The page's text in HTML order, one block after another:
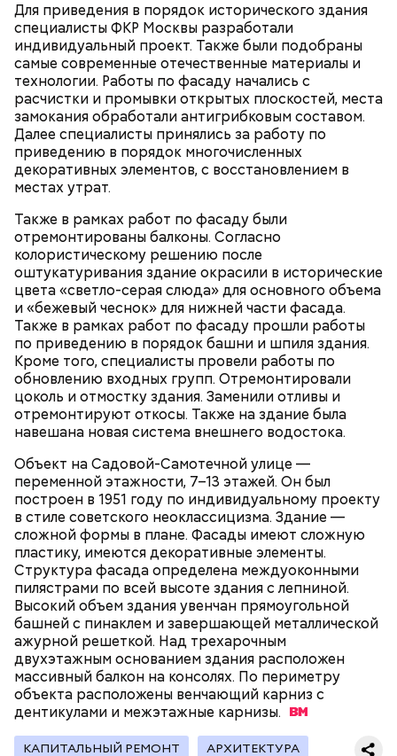
Для приведения в порядок исторического здания
специалисты ФКР Москвы разработали
индивидуальный проект. Также были подобраны
самые современные отечественные материалы и
технологии. Работы по фасаду начались с
расчистки и промывки открытых плоскостей, места
замокания обработали антигрибковым составом.
Далее специалисты принялись за работу по
приведению в порядок многочисленных
декоративных элементов, с восстановлением в
местах утрат.
Также в рамках работ по фасаду были
отремонтированы балконы. Согласно
колористическому решению после
оштукатуривания здание окрасили в исторические
цвета «светло-серая слюда» для основного объема
и «бежевый чеснок» для нижней части фасада.
Также в рамках работ по фасаду прошли работы
по приведению в порядок башни и шпиля здания.
Кроме того, специалисты провели работы по
обновлению входных групп. Отремонтировали
цоколь и отмостку здания. Заменили отливы и
отремонтируют откосы. Также на здание была
навешана новая система внешнего водостока.
Объект на Садовой-Самотечной улице —
переменной этажности, 7–13 этажей. Он был
построен в 1951 году по индивидуальному проекту
в стиле советского неоклассицизма. Здание —
сложной формы в плане. Фасады имеют сложную
пластику, имеются декоративные элементы.
Структура фасада определена междуоконными
пилястрами по всей высоте здания с лепниной.
Высокий объем здания увенчан прямоугольной
башней с пинаклем и завершающей металлической
ажурной решеткой. Над трехарочным
двухэтажным основанием здания расположен
массивный балкон на консолях. По периметру
объекта расположены венчающий карниз с
дентикулами и межэтажные карнизы.
КАПИТАЛЬНЫЙ РЕМОНТ АРХИТЕКТУРА
— То, что вы видите, — не пререндеренный ролик.
Это не просто «картинка на стене». Это
интерактивная среда. Она живая. Система зависит
от положения камеры. Поворачиваете объектив —
фон поворачивается вместе с вами. Наклоняете —
меняется перспектива. Это и есть виртуальный
продакшен, — говорит он.
Куратор медиаклассов: Кинопарк
«Москино» вдохновляет
школьников на творчество
Технология, которую массово прославил сериал
«Мандалорец» (игровой движок Unreal Engine и
LED-экран), в России перестала быть экзотикой. Но
здесь, в «Москино», она получила промышленный
масштаб.
— Одно из самых заметных направлений вашей
деятельности — проверка оплаты проезда
контролерами. Как правильно оплачивать поездку
— Каждую поездку нужно оплачивать сразу при
входе в транспорт. Это установлено пунктом 5.1
Правил пользования наземным транспортом.
Именно так фиксируется оплата и поездка
становится зас трахов анной. Оплатить можно
приложение «Метро Москвы». Обязательно
дождитесь зеленой галочки.
Напоминаю, что льготным категориям пассажиров
тоже нужно прикладывать свою карту к
валидатору и иметь при себе подтверждающий
льготы документ. «Тройку» нужно прикладывать,
даже если вы приобрели абонемент «Единый» на
30, 90 или 365 дней.